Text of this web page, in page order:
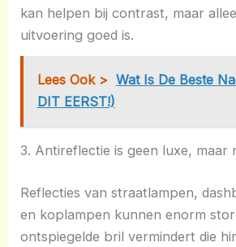
kan helpen bij contrast, maar
uitvoering goed is.
Lees Ook > Wat Is De Beste
DIT EERST!)
3. Antireflectie is geen luxe, maar
Reflecties van straatlampen,
en koplampen kunnen enorm
ontspiegelde bril vermindert die